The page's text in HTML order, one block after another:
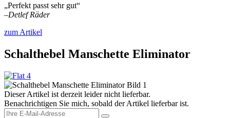
„Perfekt passt sehr gut“
–Detlef Räder
zum Artikel
Schalthebel Manschette Eliminator
Dieser Artikel ist derzeit leider nicht lieferbar.
Benachrichtigen Sie mich, sobald der Artikel lieferbar ist.